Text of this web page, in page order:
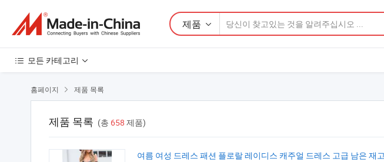
제품
모든 카테고리
홈페이지  제품 목록
제품 목록 (총 658 제품)
여름 여성 드레스 패션 플로랄 레이디스 캐주얼 드레스 고급 남은 재